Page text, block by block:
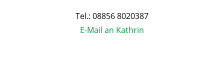
Tel.: 08856 8020387
E-Mail an Kathrin